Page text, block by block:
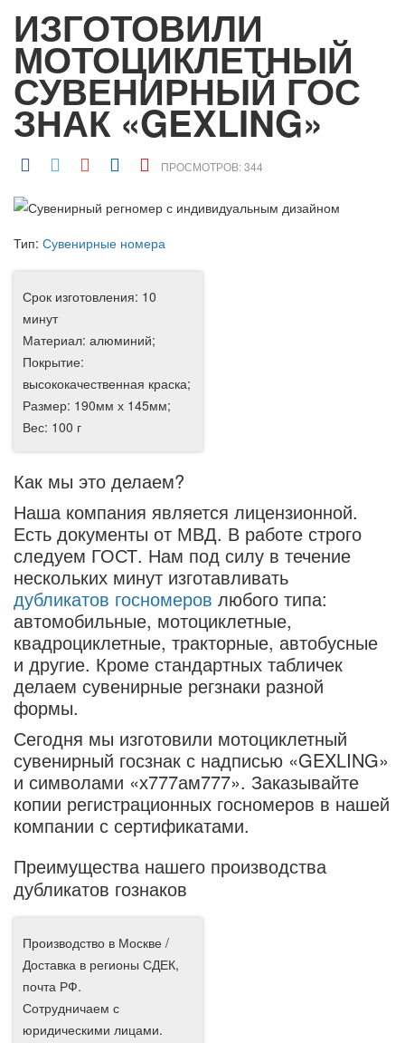
ИЗГОТОВИЛИ
МОТОЦИКЛЕТНЫЙ
СУВЕНИРНЫЙ ГОС
ЗНАК «GEXLING»
ПРОСМОТРОВ: 344
Тип: Сувенирные номера
Срок изготовления: 10
минут
Материал: алюминий;
Покрытие:
высококачественная краска;
Размер: 190мм х 145мм;
Вес: 100 г
Как мы это делаем?
Наша компания является лицензионной.
Есть документы от МВД. В работе строго
следуем ГОСТ. Нам под силу в течение
нескольких минут изготавливать
дубликатов госномеров любого типа:
автомобильные, мотоциклетные,
квадроциклетные, тракторные, автобусные
и другие. Кроме стандартных табличек
делаем сувенирные регзнаки разной
формы.
Сегодня мы изготовили мотоциклетный
сувенирный госзнак с надписью «GEXLING»
и символами «х777ам777». Заказывайте
копии регистрационных госномеров в нашей
компании с сертификатами.
Преимущества нашего производства
дубликатов гознаков
Производство в Москве /
Доставка в регионы СДЕК,
почта РФ.
Сотрудничаем с
юридическими лицами.